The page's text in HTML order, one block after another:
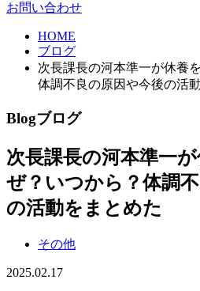
お問い合わせ
HOME
ブログ
次長課長の河本準一が休養
体調不良の原因や今後の活
Blogブログ
次長課長の河本準一
ぜ？いつから？体調
の活動をまとめた
その他
2025.02.17